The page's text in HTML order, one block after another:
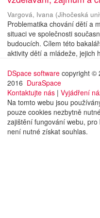
Vargová, Ivana (Jihočeská
Problematika chování dětí a
situaci ve společnosti
budoucích. Cílem této
aktivity dětí a mládeže, jejich
DSpace software copyright ©
2016 DuraSpace
Kontaktujte nás | Vyjádření
Na tomto webu jsou
pouze cookies nezbytně
zajištění fungování webu, pro
není nutné získat souhlas.